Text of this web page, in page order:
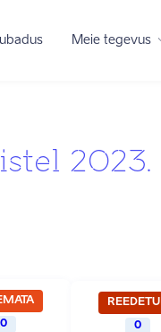
Meie tegevus
2023.
0 0